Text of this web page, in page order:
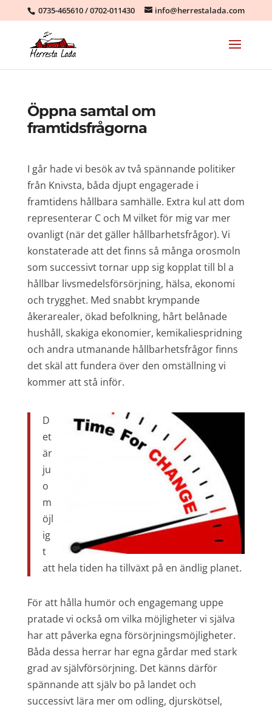
0735-465610/0702-011430 info@herrestalada.com
Öppna samtal om
framtidsfrågorna
I går hade vi besök av två spännande politiker
från Knivsta, båda djupt engagerade i
framtidens hållbara samhälle. Extra kul att dom
representerar C och M vilket för mig var mer
ovanligt (när det gäller hållbarhetsfrågor). Vi
konstaterade att det finns så många orosmoln
som successivt tornar upp sig kopplat till bl a
hållbar livsmedelsförsörjning, hälsa, ekonomi
och trygghet. Med snabbt krympande
åkerarealer, ökad befolkning, hårt belånade
hushåll, skakiga ekonomier, kemikaliespridning
och andra utmanande hållbarhetsfrågor finns
det skäl att fundera över den omställning vi
kommer att stå inför.
D
et
är
ju
o
m
öjl
ig
t
att hela tiden ha tillväxt på en ändlig planet.
För att hålla humör och engagemang uppe
pratade vi också om vilka möjligheter vi själva
har att påverka egna försörjningsmöjligheter.
Båda dessa herrar har egna gårdar med stark
grad av självförsörjning. Det känns därför
spännande att själv bo på landet och
successivt lära mer om odling, djurskötsel,